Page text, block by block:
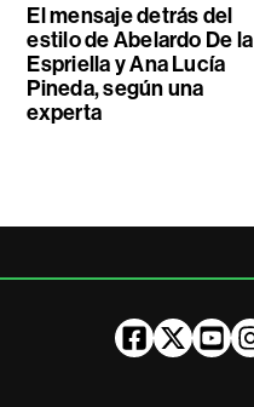
El mensaje detrás del
estilo de Abelardo De la
Espriella y Ana Lucía
Pineda, según una
experta